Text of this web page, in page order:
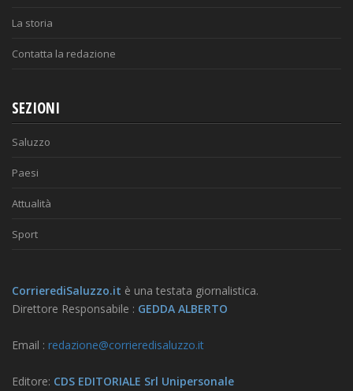
La storia
Contatta la redazione
SEZIONI
Saluzzo
Paesi
Attualità
Sport
CorrierediSaluzzo.it è una testata giornalistica.
Direttore Responsabile : GEDDA ALBERTO
Email : redazione@corrieredisaluzzo.it
Editore: CDS EDITORIALE Srl Unipersonale